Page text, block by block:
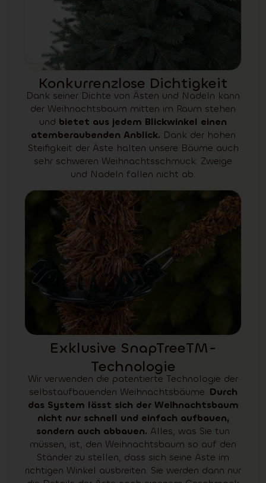
Konkurrenzlose Dichtigkeit
Dank seiner Dichte von Ästen und Nadeln kann
der Weihnachtsbaum mitten im Raum stehen
und bietet aus jedem Blickwinkel einen
atemberaubenden Anblick. Dank der hohen
Steifigkeit der Äste halten unsere Bäume auch
sehr schweren Weihnachtsschmuck. Zweige
und Nadeln fallen nicht ab.
Exklusive SnapTreeTM-
Technologie
Wir verwenden die patentierte Technologie der
selbstaufbauenden Weihnachtsbäume. Durch
das System lässt sich der Weihnachtsbaum
nicht nur schnell und einfach aufbauen,
sondern auch abbauen. Alles, was Sie tun
müssen, ist, den Weihnachtsbaum so auf den
Ständer zu stellen, dass sich seine Äste im
richtigen Winkel ausbreiten. Sie werden dann nur